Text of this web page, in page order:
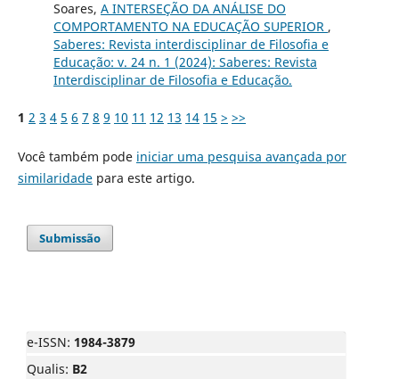
Soares, A INTERSEÇÃO DA ANÁLISE DO
COMPORTAMENTO NA EDUCAÇÃO SUPERIOR ,
Saberes: Revista interdisciplinar de Filosofia e
Educação: v. 24 n. 1 (2024): Saberes: Revista
Interdisciplinar de Filosofia e Educação.
1 2 3 4 5 6 7 8 9 10 11 12 13 14 15 > >>
Você também pode iniciar uma pesquisa avançada por
similaridadepara este artigo.
Submissão
e-ISSN: 1984-3879
Qualis: B2